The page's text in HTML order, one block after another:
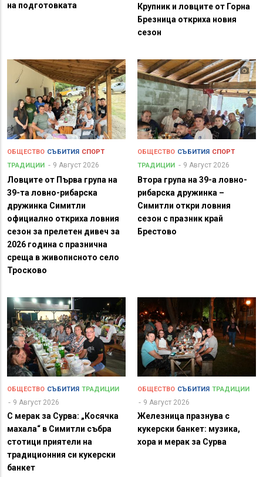
на подготовката
Крупник и ловците от Горна
Брезница откриха новия
сезон
ОБЩЕСТВО СЪБИТИЯ СПОРТ
ТРАДИЦИИ
9 Август 2026
Ловците от Първа група на
39-та ловно-рибарска
дружинка Симитли
официално откриха ловния
сезон за прелетен дивеч за
2026 година с празнична
среща в живописното село
Тросково
ОБЩЕСТВО СЪБИТИЯ СПОРТ
ТРАДИЦИИ
9 Август 2026
Втора група на 39-а ловно-
рибарска дружинка –
Симитли откри ловния
сезон с празник край
Брестово
ОБЩЕСТВО СЪБИТИЯ ТРАДИЦИИ
9 Август 2026
С мерак за Сурва: „Косячка
махала“ в Симитли събра
стотици приятели на
традиционния си кукерски
банкет
ОБЩЕСТВО СЪБИТИЯ ТРАДИЦИИ
9 Август 2026
Железница празнува с
кукерски банкет: музика,
хора и мерак за Сурва